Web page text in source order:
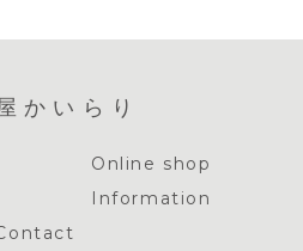
かいらり
Online shop
Information